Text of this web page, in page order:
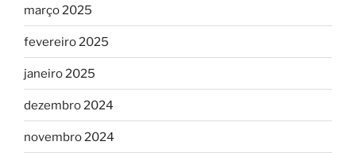
março 2025
fevereiro 2025
janeiro 2025
dezembro 2024
novembro 2024